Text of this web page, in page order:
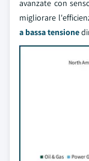
avanzate con
migliorare
a bassa tensione